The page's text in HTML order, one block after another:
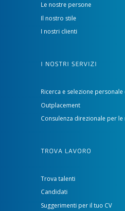
Le nostre persone
Il nostro stile
I nostri clienti
I NOSTRI SERVIZI
Ricerca e selezione
Outplacement
Consulenza direzionale per
TROVA LAVORO
Trova talenti
Candidati
Suggerimenti per il tuo CV